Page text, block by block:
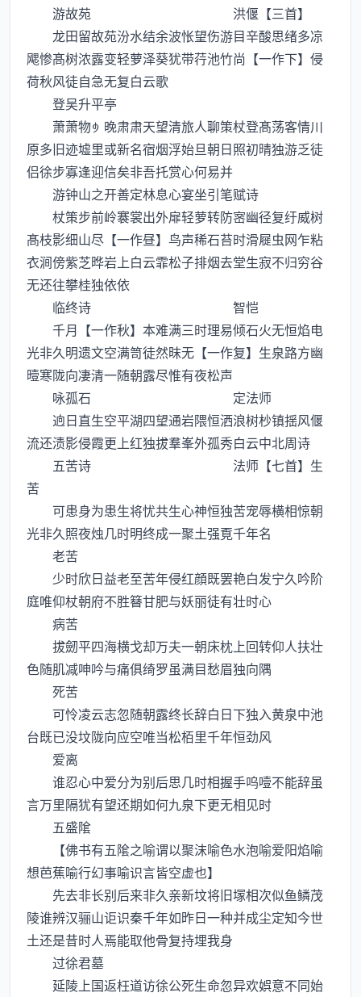
游故苑 洪偃【三首】
龙田留故苑汾水结余波怅望伤游目辛酸思绪多凉
飔惨髙树浓露变轻萝泽葵犹带荇池竹尚【一作下】侵
荷秋风徒自急无复白云歌
登吴升平亭
萧萧物晚肃肃天望清旅人聊策杖登髙荡客情川
原多旧迹墟里或新名宿烟浮始旦朝日照初晴独游乏徒
侣徐步寡逢迎信矣非吾托赏心何易并
游钟山之开善定林息心宴坐引笔赋诗
杖策步前岭褰裳出外扉轻萝转防宻幽径复纡威树
髙枝影细山尽【一作昼】鸟声稀石苔时滑屣虫网乍粘
衣涧傍紫芝晔岩上白云霏松子排烟去堂生寂不归穷谷
无还往攀桂独依依
临终诗 智恺
千月【一作秋】本难满三时理易倾石火无恒焰电
光非久明遗文空满笥徒然昩无【一作复】生泉路方幽
曀寒陇向凄清一随朝露尽惟有夜松声
咏孤石 定法师
逈日直生空平湖四望通岩隈恒洒浪树杪镇揺风偃
流还渍影侵霞更上红独拔羣峯外孤秀白云中北周诗
五苦诗 法师【七首】生
苦
可患身为患生将忧共生心神恒独苦宠辱横相惊朝
光非久照夜烛几时明终成一聚土强覔千年名
老苦
少时欣日益老至苦年侵红顔既罢艳白发宁久吟阶
庭唯仰杖朝府不胜簮甘肥与妖丽徒有壮时心
病苦
拔劒平四海横戈却万夫一朝床枕上回转仰人扶壮
色随肌减呻吟与痛俱绮罗虽满目愁眉独向隅
死苦
可怜凌云志忽随朝露终长辞白日下独入黄泉中池
台既已没坟陇向应空唯当松栢里千年恒劲风
爱离
谁忍心中爱分为别后思几时相握手呜噎不能辞虽
言万里隔犹有望还期如何九泉下更无相见时
五盛隂
【佛书有五隂之喻谓以聚沫喻色水泡喻爱阳焰喻
想芭蕉喻行幻事喻识言皆空虚也】
先去非长别后来非久亲新坟将旧塜相次似鱼鳞茂
陵谁辨汉骊山讵识秦千年如昨日一种并成尘定知今世
土还是昔时人焉能取他骨复持埋我身
过徐君墓
延陵上国返枉道访徐公死生命忽异欢娯意不同始